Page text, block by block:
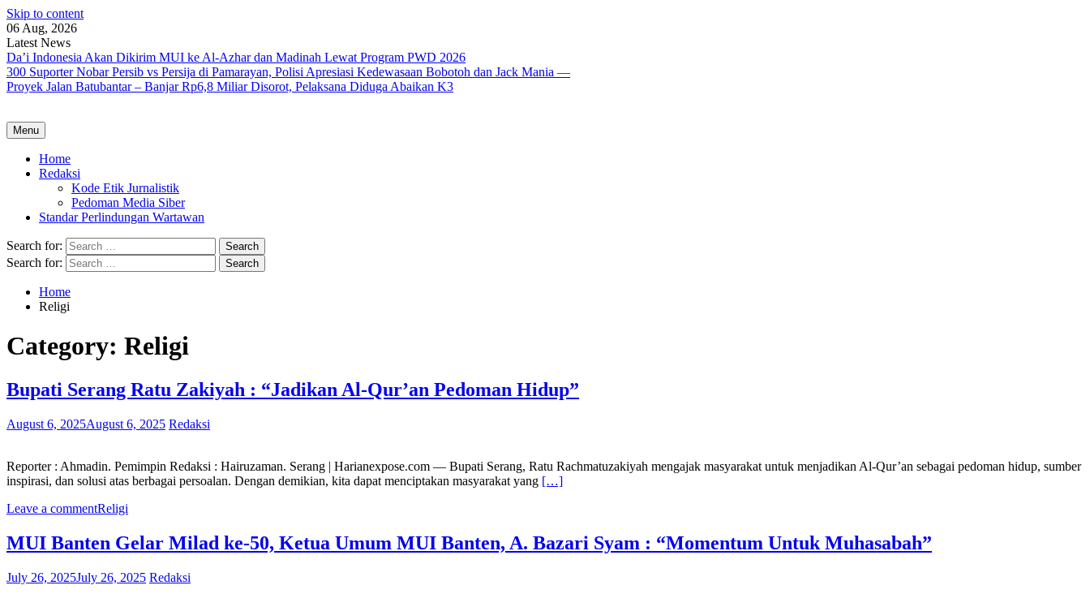
Skip to content
06 Aug, 2026
Latest News
Da’i Indonesia Akan Dikirim MUI ke Al-Azhar dan Madinah Lewat Program PWD 2026
300 Suporter Nobar Persib vs Persija di Pamarayan, Polisi Apresiasi Kedewasaan Bobotoh dan Jack Mania —
Proyek Jalan Batubantar – Banjar Rp6,8 Miliar Disorot, Pelaksana Diduga Abaikan K3
Menu
Home
Redaksi
Kode Etik Jurnalistik
Pedoman Media Siber
Standar Perlindungan Wartawan
Search for:
Search for:
Home
Religi
Category: Religi
Bupati Serang Ratu Zakiyah : “Jadikan Al-Qur’an Pedoman Hidup”
August 6, 2025August 6, 2025 Redaksi
Reporter : Ahmadin. Pemimpin Redaksi : Hairuzaman. Serang | Harianexpose.com — Bupati Serang, Ratu Rachmatuzakiyah mengajak masyarakat untuk menjadikan Al-Qur’an sebagai pedoman hidup, sumber
inspirasi, dan solusi atas berbagai persoalan. Dengan demikian, kita dapat menciptakan masyarakat yang […]
Leave a commentReligi
MUI Banten Gelar Milad ke-50, Ketua Umum MUI Banten, A. Bazari Syam : “Momentum Untuk Muhasabah”
July 26, 2025July 26, 2025 Redaksi